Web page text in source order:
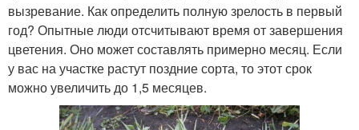
вызревание. Как определить полную зрелость в первый
год? Опытные люди отсчитывают время от завершения
цветения. Оно может составлять примерно месяц. Если
у вас на участке растут поздние сорта, то этот срок
можно увеличить до 1,5 месяцев.